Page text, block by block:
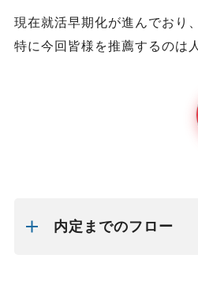
現在就活早期化が進んでおり
特に今回 皆様 を推薦するのは
内定までのフロー